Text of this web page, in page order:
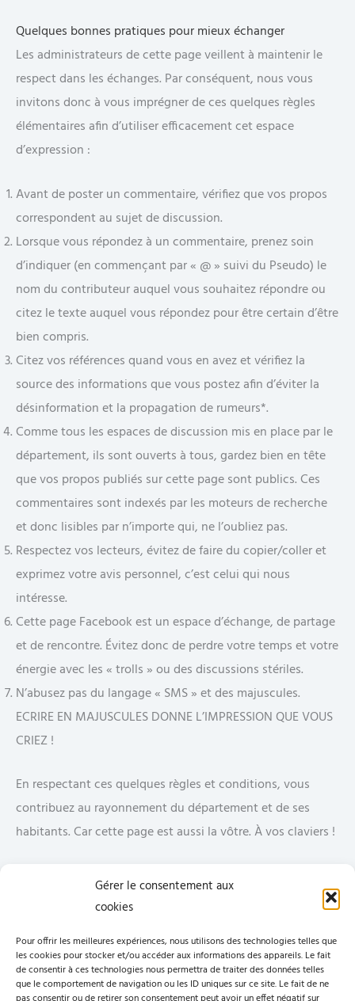
Gérer le consentement aux
cookies
Pour offrir les meilleures expériences, nous utilisons des technologies telles que
les cookies pour stocker et/ou accéder aux informations des appareils. Le fait
de consentir à ces technologies nous permettra de traiter des données telles
que le comportement de navigation ou les ID uniques sur ce site. Le fait de ne
Quelques bonnes pratiques pour mieux échanger
Les administrateurs de cette page veillent à maintenir le
respect dans les échanges. Par conséquent, nous vous
invitons donc à vous imprégner de ces quelques règles
élémentaires afin d’utiliser efficacement cet espace
d’expression :
Avant de poster un commentaire, vérifiez que vos propos
correspondent au sujet de discussion.
Lorsque vous répondez à un commentaire, prenez soin
d’indiquer (en commençant par « @ » suivi du Pseudo) le
nom du contributeur auquel vous souhaitez répondre ou
citez le texte auquel vous répondez pour être certain d’être
bien compris.
Citez vos références quand vous en avez et vérifiez la
source des informations que vous postez afin d’éviter la
désinformation et la propagation de rumeurs*.
Comme tous les espaces de discussion mis en place par le
département, ils sont ouverts à tous, gardez bien en tête
que vos propos publiés sur cette page sont publics. Ces
commentaires sont indexés par les moteurs de recherche
et donc lisibles par n’importe qui, ne l’oubliez pas.
Respectez vos lecteurs, évitez de faire du copier/coller et
exprimez votre avis personnel, c’est celui qui nous
intéresse.
Cette page Facebook est un espace d’échange, de partage
et de rencontre. Évitez donc de perdre votre temps et votre
énergie avec les « trolls » ou des discussions stériles.
N’abusez pas du langage « SMS » et des majuscules.
ECRIRE EN MAJUSCULES DONNE L’IMPRESSION QUE VOUS
CRIEZ !
En respectant ces quelques règles et conditions, vous
contribuez au rayonnement du département et de ses
habitants. Car cette page est aussi la vôtre. À vos claviers !
*Note : Au moindre doute, consultez des sites spécialisés
www.hoaxbuster.com
http://www.hoaxkiller.fr/
web. Ça ne prend généralement pas plus de 5 min.